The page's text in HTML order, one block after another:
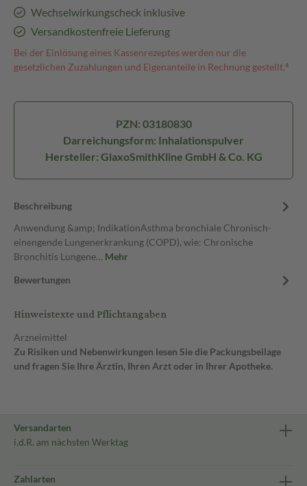
Wechselwirkungscheck inklusive
Versandkostenfreie Lieferung
Bei der Einlösung eines Kassenrezeptes werden nur die
gesetzlichen Zuzahlungen und Eigenanteile in Rechnung gestellt.⁴
PZN: 03180830
Darreichungsform: Inhalationspulver
Hersteller: GlaxoSmithKline GmbH & Co. KG
Beschreibung
Anwendung &amp; IndikationAsthma bronchiale Chronisch-
einengende Lungenerkrankung (COPD), wie: Chronische
Bronchitis Lungene… Mehr
Bewertungen
Hinweistexte und Pflichtangaben
Arzneimittel
Zu Risiken und Nebenwirkungen lesen Sie die Packungsbeilage
und fragen Sie Ihre Ärztin, Ihren Arzt oder in Ihrer Apotheke.
Versandarten
i.d.R. am nächsten Werktag
Zahlarten